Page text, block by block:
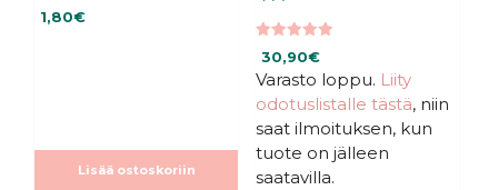
5.00
5:stä
1,80€
Lisää ostoskoriin
5.00
5:stä
30,90€
Varasto loppu. Liity
odotuslistalle tästä, niin
saat ilmoituksen, kun
tuote on jälleen
saatavilla.